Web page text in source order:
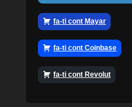
fa-ti cont Mayar
fa-ti cont Coinbase
fa-ti cont Revolut